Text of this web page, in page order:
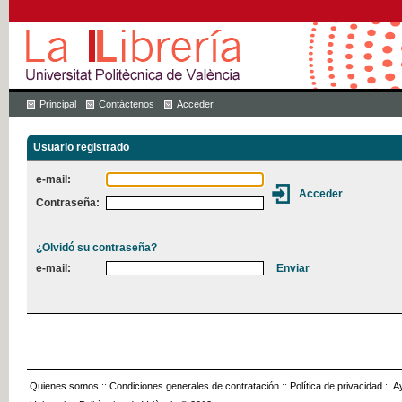
Principal Contáctenos Acceder
Usuario registrado
e-mail:
Contraseña:
¿Olvidó su contraseña?
e-mail:
Quienes somos :: Condiciones generales de contratación :: Política de privacidad ::